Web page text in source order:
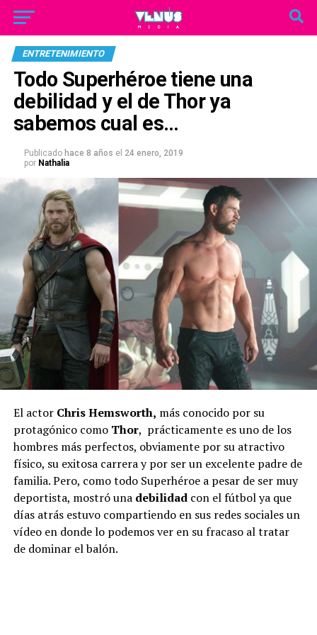
ENTRETENIMIENTO
Todo Superhéroe tiene una
debilidad y el de Thor ya
sabemos cual es…
Publicado hace 8 años el 24 enero, 2019
por Nathalia
El actorChris Hemsworth, más conocido por su
protagónico como Thor, prácticamente es uno de los
hombres más perfectos, obviamente por su atractivo
físico, su exitosa carrera y por ser un excelente padre de
familia. Pero, como todo Superhéroe a pesar de ser muy
deportista, mostró una debilidadcon el fútbol ya que
días atrás estuvo compartiendo en sus redes sociales un
vídeo en donde lo podemos ver en su fracaso al tratar
de dominar el balón.